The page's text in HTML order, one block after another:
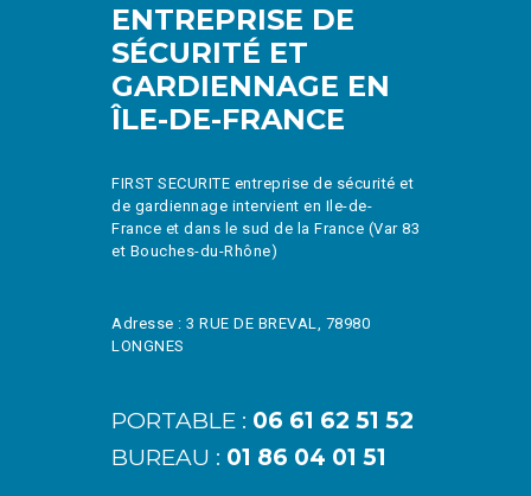
ENTREPRISE DE
SÉCURITÉ ET
GARDIENNAGE EN
ÎLE-DE-FRANCE
FIRST SECURITE entreprise de sécurité et
de gardiennage intervient en Ile-de-
France et dans le sud de la France (Var 83
et Bouches-du-Rhône)
Adresse : 3 RUE DE BREVAL, 78980
LONGNES
PORTABLE : 06 61 62 51 52
BUREAU : 01 86 04 01 51